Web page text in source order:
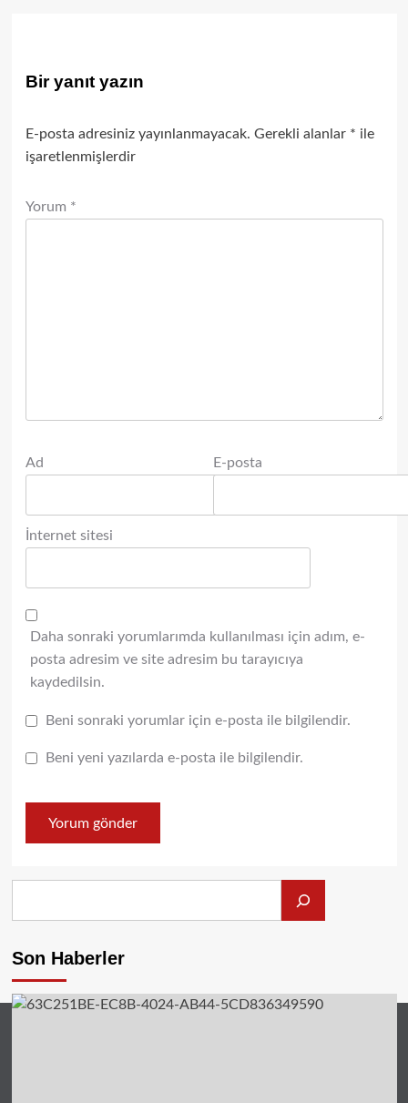
Bir yanıt yazın
E-posta adresiniz yayınlanmayacak. Gerekli alanlar * ile
işaretlenmişlerdir
Yorum *
Ad E-posta
İnternet sitesi
Daha sonraki yorumlarımda kullanılması için adım, e-
posta adresim ve site adresim bu tarayıcıya
kaydedilsin.
Beni sonraki yorumlar için e-posta ile bilgilendir.
Beni yeni yazılarda e-posta ile bilgilendir.
Son Haberler